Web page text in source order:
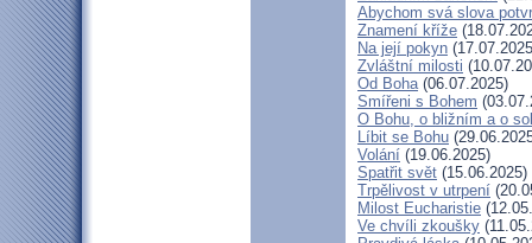
Abychom svá slova
Znamení kříže
Na její pokyn
Zvláštní milosti
Od Boha(06.07.2025)
Smířeni s Bohem
O Bohu, o bližním a o
Líbit se Bohu
Volání (19.06.2025)
Spatřit svět (15.06.2025)
Trpělivost v utrpení
Milost Eucharistie
Ve chvíli zkoušky